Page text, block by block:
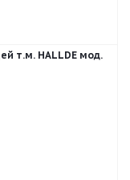
т.м. HALLDE мод.